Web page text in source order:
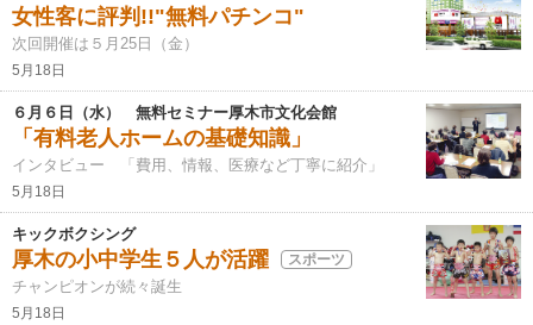
女性客に評判!!"無料パチンコ"
次回開催は５月25日（金）
5月18日
６月６日（水） 無料セミナー厚木市文化会館
「有料老人ホームの基礎知識」
インタビュー 「費用、情報、医療など丁寧に紹介」
5月18日
キックボクシング
厚木の小中学生５人が活躍 スポーツ
チャンピオンが続々誕生
5月18日